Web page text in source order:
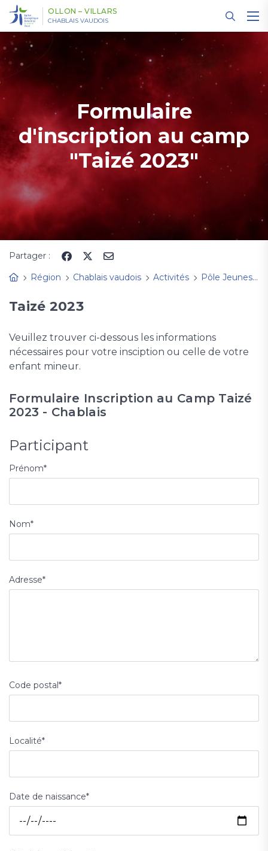
OLLON – VILLARS
CHABLAIS VAUDOIS
Formulaire
d'inscription au camp
"Taizé 2023"
Partager :
Région
Chablais vaudois Activités Pôle Jeunesse
Taizé 2023
Veuillez trouver ci-dessous les informations
nécessaires pour votre insciption ou celle de votre
enfant mineur.
Formulaire Inscription au Camp Taizé
2023 - Chablais
Participant
Prénom*
Nom*
Adresse*
Code postal*
Localité*
Date de naissance*
Panneau de gestion des cookies